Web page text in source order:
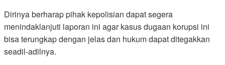
Dirinya berharap pihak kepolisian dapat segera
menindaklanjuti laporan ini agar kasus dugaan korupsi ini
bisa terungkap dengan jelas dan hukum dapat ditegakkan
seadil-adilnya.